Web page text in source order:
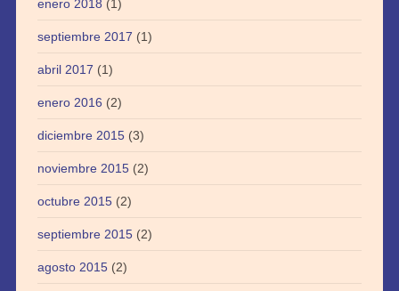
enero 2018 (1)
septiembre 2017 (1)
abril 2017 (1)
enero 2016 (2)
diciembre 2015(3)
noviembre 2015(2)
octubre 2015(2)
septiembre 2015(2)
agosto 2015(2)